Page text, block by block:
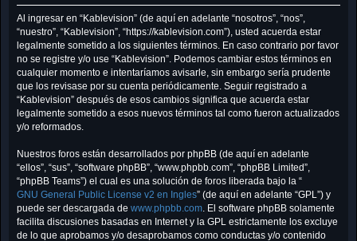
Al ingresar en “Kablevision” (de aquí en adelante “nosotros”, “nos”,
“nuestro”, “Kablevision”, “https://kablevision.com”), usted acuerda estar
legalmente sometido a los siguientes términos. En caso contrario por favor
no se registre y/o use “Kablevision”. Podemos cambiar estos términos en
cualquier momento e intentaríamos avisarle, sin embargo sería prudente
que los revisase por su cuenta periódicamente. Seguir registrado a
“Kablevision” después de esos cambios significa que acuerda estar
legalmente sometido a esos nuevos términos tal como fueron actualizados
y/o reformados.
Nuestros foros están desarrollados por phpBB (de aquí en adelante
“ellos”, “sus”, “software phpBB”, “www.phpbb.com”, “phpBB Limited”,
“phpBB Teams”) el cual es una solución de foros liberada bajo la “
GNU General Public License v2 en Ingles” (de aquí en adelante “GPL”) y
puede ser descargada de www.phpbb.com. El software phpBB solamente
facilita discusiones basadas en Internet y la GPL estrictamente los excluye
de lo que aprobamos y/o desaprobamos como conductas y/o contenido